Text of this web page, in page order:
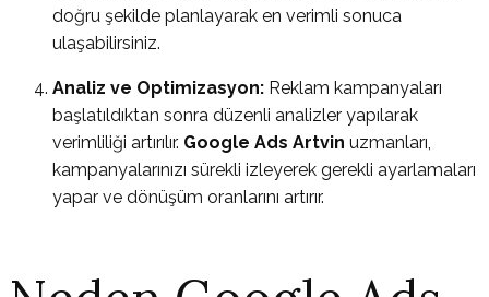
doğru şekilde planlayarak en verimli sonuca
ulaşabilirsiniz.
Analiz ve Optimizasyon: Reklam kampanyaları
başlatıldıktan sonra düzenli analizler yapılarak
verimliliği artırılır. Google Ads Artvin uzmanları,
kampanyalarınızı sürekli izleyerek gerekli ayarlamaları
yapar ve dönüşüm oranlarını artırır.